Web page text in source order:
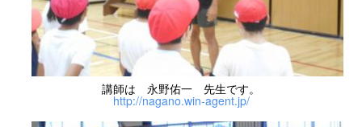
講師は 永野佑一 先生です。
http://nagano.win-agent.jp/